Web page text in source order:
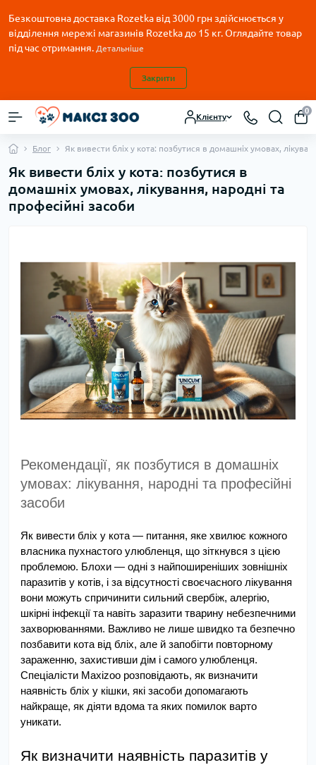
Безкоштовна доставка Rozetka від 3000 грн здійснюється у
відділення мережі магазинів Rozetka до 15 кг. Оглядайте товар
під час отримання. Детальніше
Закрити
Клієнту
0
Блог Як вивести бліх у кота: позбутися в домашніх умовах,
Як вивести бліх у кота: позбутися в
домашніх умовах, лікування, народні та
професійні засоби
Рекомендації, як позбутися в домашніх
умовах: лікування, народні та професійні
засоби
Як вивести бліх у кота — питання, яке хвилює кожного
власника пухнастого улюбленця, що зіткнувся з цією
проблемою. Блохи — одні з найпоширеніших зовнішніх
паразитів у котів, і за відсутності своєчасного лікування
вони можуть спричинити сильний свербіж, алергію,
шкірні інфекції та навіть заразити тварину небезпечними
захворюваннями. Важливо не лише швидко та безпечно
позбавити кота від бліх, але й запобігти повторному
зараженню, захистивши дім і самого улюбленця.
Спеціалісти Maxizoo розповідають, як визначити
наявність бліх у кішки, які засоби допомагають
найкраще, як діяти вдома та яких помилок варто
уникати.
Як визначити наявність паразитів у